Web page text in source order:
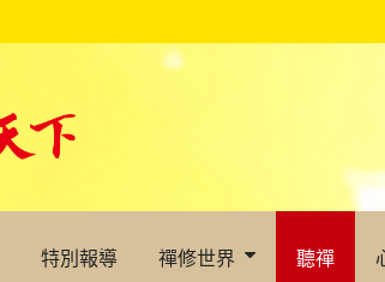
特別報導 禪修世界 聽禪